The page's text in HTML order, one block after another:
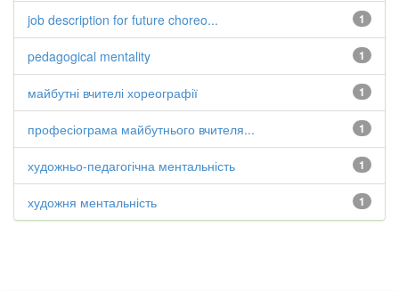
1
job description for future choreo...
1
pedagogical mentality
1
майбутні вчителі хореографії
1
професіограма майбутнього вчителя...
1
художньо-педагогічна ментальність
1
художня ментальність